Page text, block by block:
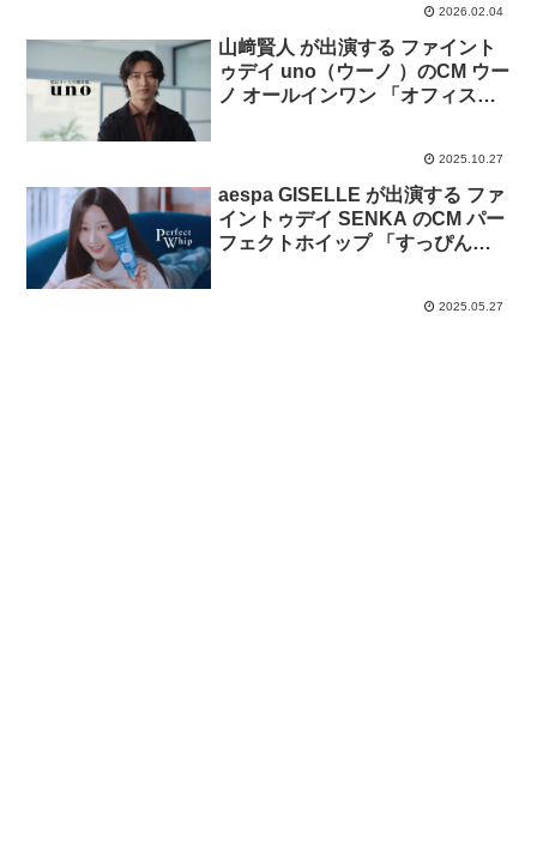
2026.02.04
山﨑賢人 が出演する ファイント
ゥデイ uno（ウーノ ）のCM ウー
ノ オールインワン 「オフィスの
2025.10.27
aespa GISELLE が出演する ファ
イントゥデイ SENKA のCM パー
フェクトホイップ 「すっぴんつ
2025.05.27